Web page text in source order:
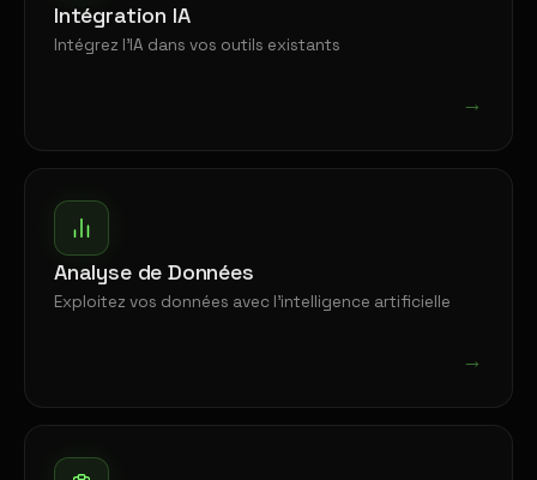
Intégration IA
Intégrez l'IA dans vos outils existants
→
Analyse de Données
Exploitez vos données avec l'intelligence artificielle
→